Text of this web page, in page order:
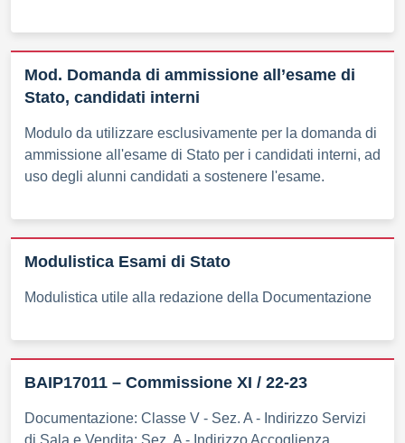
Mod. Domanda di ammissione all’esame di
Stato, candidati interni
Modulo da utilizzare esclusivamente per la domanda di
ammissione all'esame di Stato per i candidati interni, ad
uso degli alunni candidati a sostenere l'esame.
Modulistica Esami di Stato
Modulistica utile alla redazione della Documentazione
BAIP17011 – Commissione XI / 22-23
Documentazione: Classe V - Sez. A - Indirizzo Servizi
di Sala e Vendita; Sez. A - Indirizzo Accoglienza